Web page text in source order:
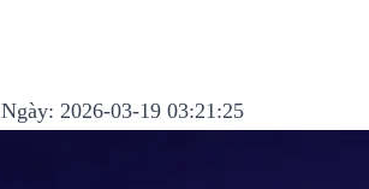
Ngày: 2026-03-19 03:21:25